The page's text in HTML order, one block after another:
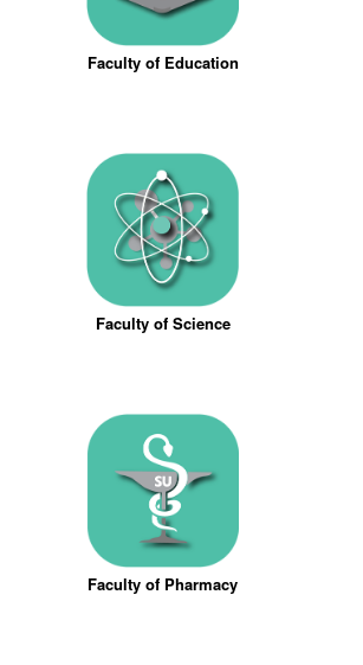
Faculty of Education
Faculty of Science
Faculty of Pharmacy